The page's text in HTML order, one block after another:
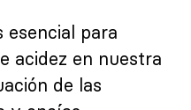
esencial para
acidez en nuestra
de las